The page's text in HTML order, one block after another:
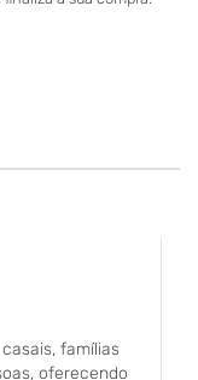
ser
famílias
oferecendo